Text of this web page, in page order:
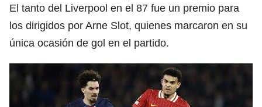
El tanto del Liverpool en el 87 fue un premio para
los dirigidos por Arne Slot, quienes marcaron en su
única ocasión de gol en el partido.